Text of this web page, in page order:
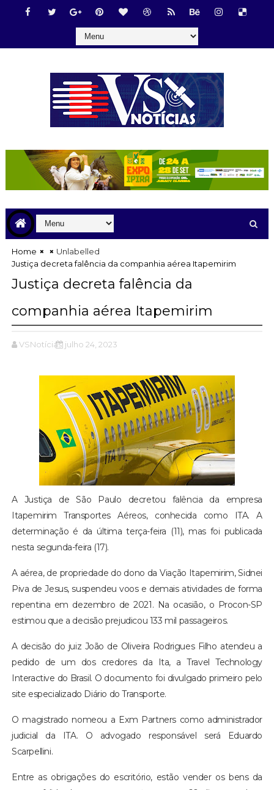
Home
Unlabelled
Justiça decreta falência da companhia aérea Itapemirim
Justiça decreta falência da
companhia aérea Itapemirim
VSNotícias julho 24, 2023
A Justiça de São Paulo decretou falência da empresa
Itapemirim Transportes Aéreos, conhecida como ITA. A
determinação é da última terça-feira (11), mas foi publicada
nesta segunda-feira (17).
A aérea, de propriedade do dono da Viação Itapemirim, Sidnei
Piva de Jesus, suspendeu voos e demais atividades de forma
repentina em dezembro de 2021. Na ocasião, o Procon-SP
estimou que a decisão prejudicou 133 mil passageiros.
A decisão do juiz João de Oliveira Rodrigues Filho atendeu a
pedido de um dos credores da Ita, a Travel Technology
Interactive do Brasil. O documento foi divulgado primeiro pelo
site especializado Diário do Transporte.
O magistrado nomeou a Exm Partners como administrador
judicial da ITA. O advogado responsável será Eduardo
Scarpellini.
Entre as obrigações do escritório, estão vender os bens da